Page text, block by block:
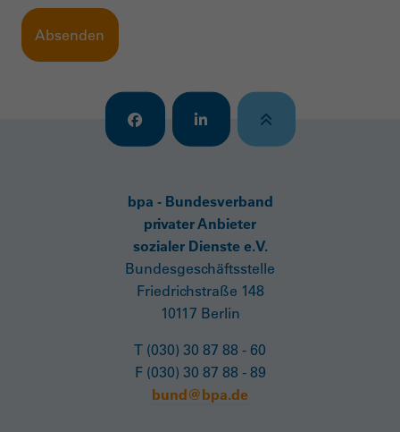
Absenden
bpa - Bundesverband
privater Anbieter
sozialer Dienste e.V.
Bundesgeschäftsstelle
Friedrichstraße 148
10117 Berlin
T (030) 30 87 88 - 60
F (030) 30 87 88 - 89
bund@bpa.de